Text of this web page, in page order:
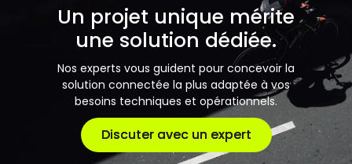
Un projet unique mérite
une solution dédiée.
Nos experts vous guident pour concevoir la
solution connectée la plus adaptée à vos
besoins techniques et opérationnels.
Discuter avec un expert
Discuter avec un expert